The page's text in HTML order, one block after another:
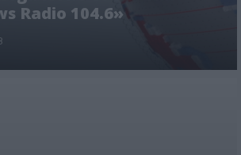
Radio 104.6»